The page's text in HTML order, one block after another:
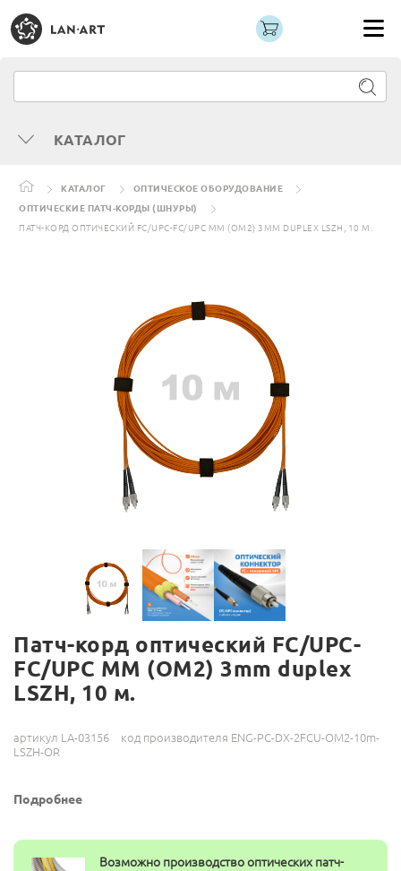
КАТАЛОГ
КАТАЛОГ
ОПТИЧЕСКОЕ ОБОРУДОВАНИЕ
ОПТИЧЕСКИЕ ПАТЧ-КОРДЫ (ШНУРЫ)
ПАТЧ-КОРД ОПТИЧЕСКИЙ FC/UPC-FC/UPC MM (OM2) 3MM DUPLEX LSZH, 10 М.
Патч-корд оптический FC/UPC-
FC/UPC MM (OM2) 3mm duplex
LSZH, 10 м.
артикул LA-03156
код производителя ENG-PC-DX-2FCU-OM2-10m-
LSZH-OR
Подробнее
Возможно производство оптических патч-